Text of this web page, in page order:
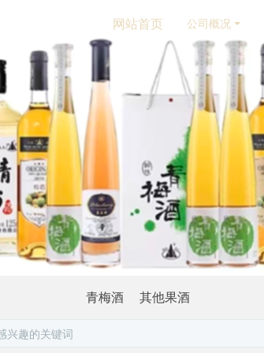
网站首页 公司概况
青梅酒 其他果酒